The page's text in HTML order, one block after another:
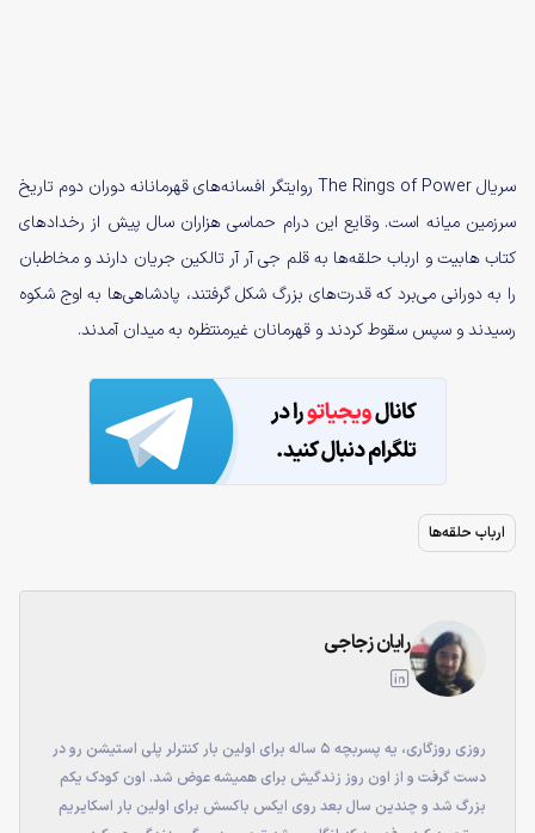
سریال The Rings of Power روایتگر افسانه‌های قهرمانانه دوران دوم تاریخ
سرزمین میانه است. وقایع این درام حماسی هزاران سال پیش از رخدادهای
کتاب هابیت و ارباب حلقه‌ها به قلم جی آر آر تالکین جریان دارند و مخاطبان
را به دورانی می‌برد که قدرت‌های بزرگ شکل گرفتند، پادشاهی‌ها به اوج شکوه
رسیدند و سپس سقوط کردند و قهرمانان غیرمنتظره به میدان آمدند.
ارباب حلقه‌ها
رایان زجاجی
روزی روزگاری، یه پسربچه ۵ ساله برای اولین بار کنترلر پلی استیشن رو در
دست گرفت و از اون روز زندگیش برای همیشه عوض شد. اون کودک یکم
بزرگ شد و چندین سال بعد روی ایکس باکسش برای اولین بار اسکایریم